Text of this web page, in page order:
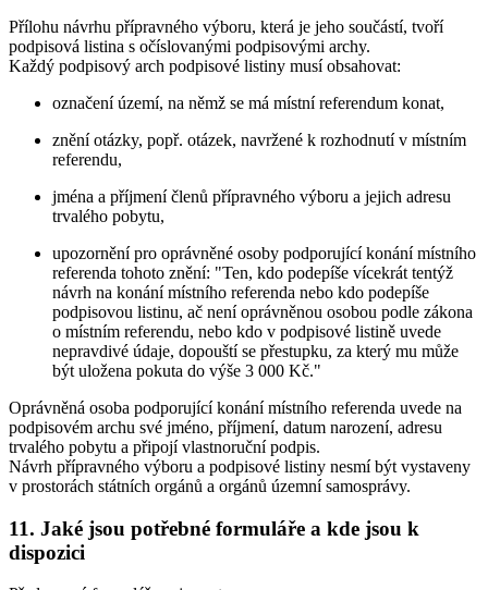
Přílohu návrhu přípravného výboru, která je jeho součástí, tvoří
podpisová listina s očíslovanými podpisovými archy.
Každý podpisový arch podpisové listiny musí obsahovat:
označení území, na němž se má místní referendum konat,
znění otázky, popř. otázek, navržené k rozhodnutí v místním
referendu,
jména a příjmení členů přípravného výboru a jejich adresu
trvalého pobytu,
upozornění pro oprávněné osoby podporující konání místního
referenda tohoto znění: "Ten, kdo podepíše vícekrát tentýž
návrh na konání místního referenda nebo kdo podepíše
podpisovou listinu, ač není oprávněnou osobou podle zákona
o místním referendu, nebo kdo v podpisové listině uvede
nepravdivé údaje, dopouští se přestupku, za který mu může
být uložena pokuta do výše 3 000 Kč."
Oprávněná osoba podporující konání místního referenda uvede na
podpisovém archu své jméno, příjmení, datum narození, adresu
trvalého pobytu a připojí vlastnoruční podpis.
Návrh přípravného výboru a podpisové listiny nesmí být vystaveny
v prostorách státních orgánů a orgánů územní samosprávy.
11. Jaké jsou potřebné formuláře a kde jsou k
dispozici